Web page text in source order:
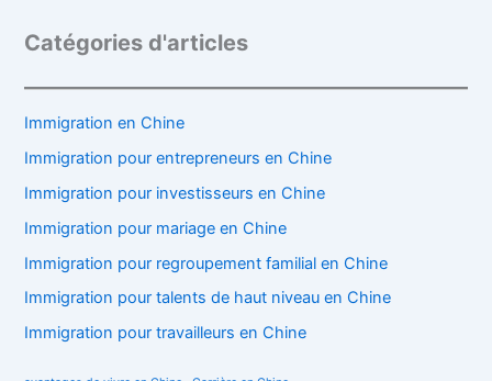
Catégories d'articles
Immigration en Chine
Immigration pour entrepreneurs en Chine
Immigration pour investisseurs en Chine
Immigration pour mariage en Chine
Immigration pour regroupement familial en Chine
Immigration pour talents de haut niveau en Chine
Immigration pour travailleurs en Chine